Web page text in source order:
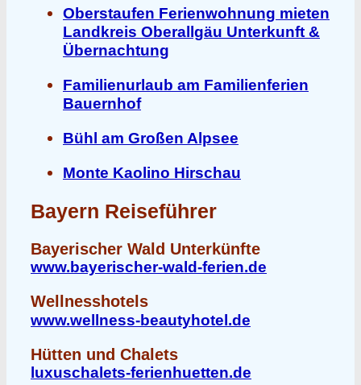
Oberstaufen Ferienwohnung mieten
Landkreis Oberallgäu Unterkunft &
Übernachtung
Familienurlaub am Familienferien
Bauernhof
Bühl am Großen Alpsee
Monte Kaolino Hirschau
Bayern Reiseführer
Bayerischer Wald Unterkünfte
www.bayerischer-wald-ferien.de
Wellnesshotels
www.wellness-beautyhotel.de
Hütten und Chalets
luxuschalets-ferienhuetten.de